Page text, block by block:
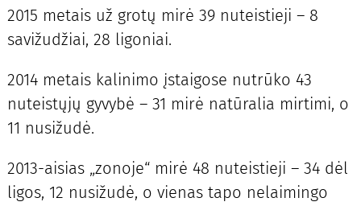
2015 metais už grotų mirė 39 nuteistieji – 8
savižudžiai, 28 ligoniai.
2014 metais kalinimo įstaigose nutrūko 43
nuteistųjų gyvybė – 31 mirė natūralia mirtimi, o
11 nusižudė.
2013-aisias „zonoje“ mirė 48 nuteistieji – 34 dėl
ligos, 12 nusižudė, o vienas tapo nelaimingo